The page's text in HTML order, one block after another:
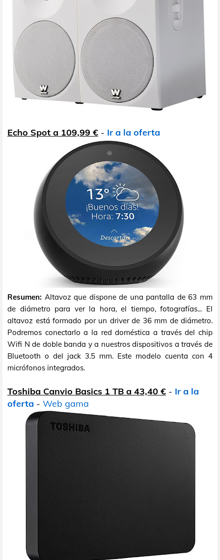
Echo Spot a 109,99 € - Ir a la oferta
Resumen: Altavoz que dispone de una pantalla de 63 mm
de diámetro para ver la hora, el tiempo, fotografías... El
altavoz está formado por un driver de 36 mm de diámetro.
Podremos conectarlo a la red doméstica a través del chip
Wifi N de doble banda y a nuestros dispositivos a través de
Bluetooth o del jack 3.5 mm. Este modelo cuenta con 4
micrófonos integrados.
Toshiba Canvio Basics 1 TB a 43,40 € - Ir a la
oferta - Web gama